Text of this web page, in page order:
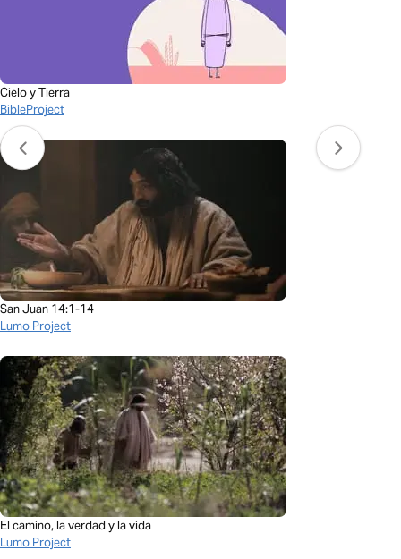
Cielo y Tierra
BibleProject
San Juan 14:1-14
Lumo Project
El camino, la verdad y la vida
Lumo Project